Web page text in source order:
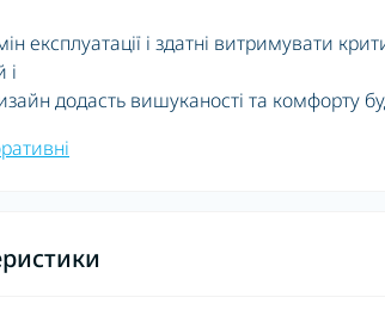
експлуатації і здатні витримувати
і
додасть вишуканості та комфорту